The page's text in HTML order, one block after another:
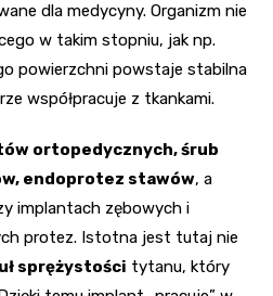
dla medycyny. Organizm nie
w takim stopniu, jak np.
powierzchni powstaje stabilna
współpracuje z tkankami.
ortopedycznych, śrub
endoprotez stawów, a
implantach zębowych i
protez. Istotna jest tutaj nie
sprężystości tytanu, który